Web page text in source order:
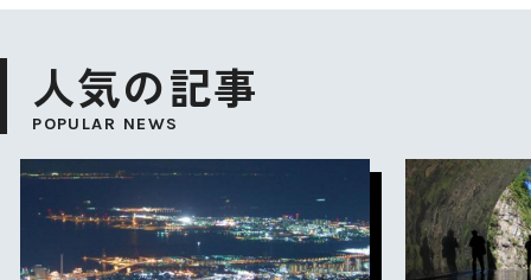
人気の記事
POPULAR NEWS